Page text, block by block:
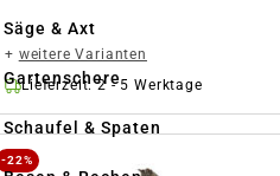
Säge & Axt
Gartenschere
Schaufel & Spaten
+ weitere Varianten
Lieferzeit: 2 - 5 Werktage
-22%